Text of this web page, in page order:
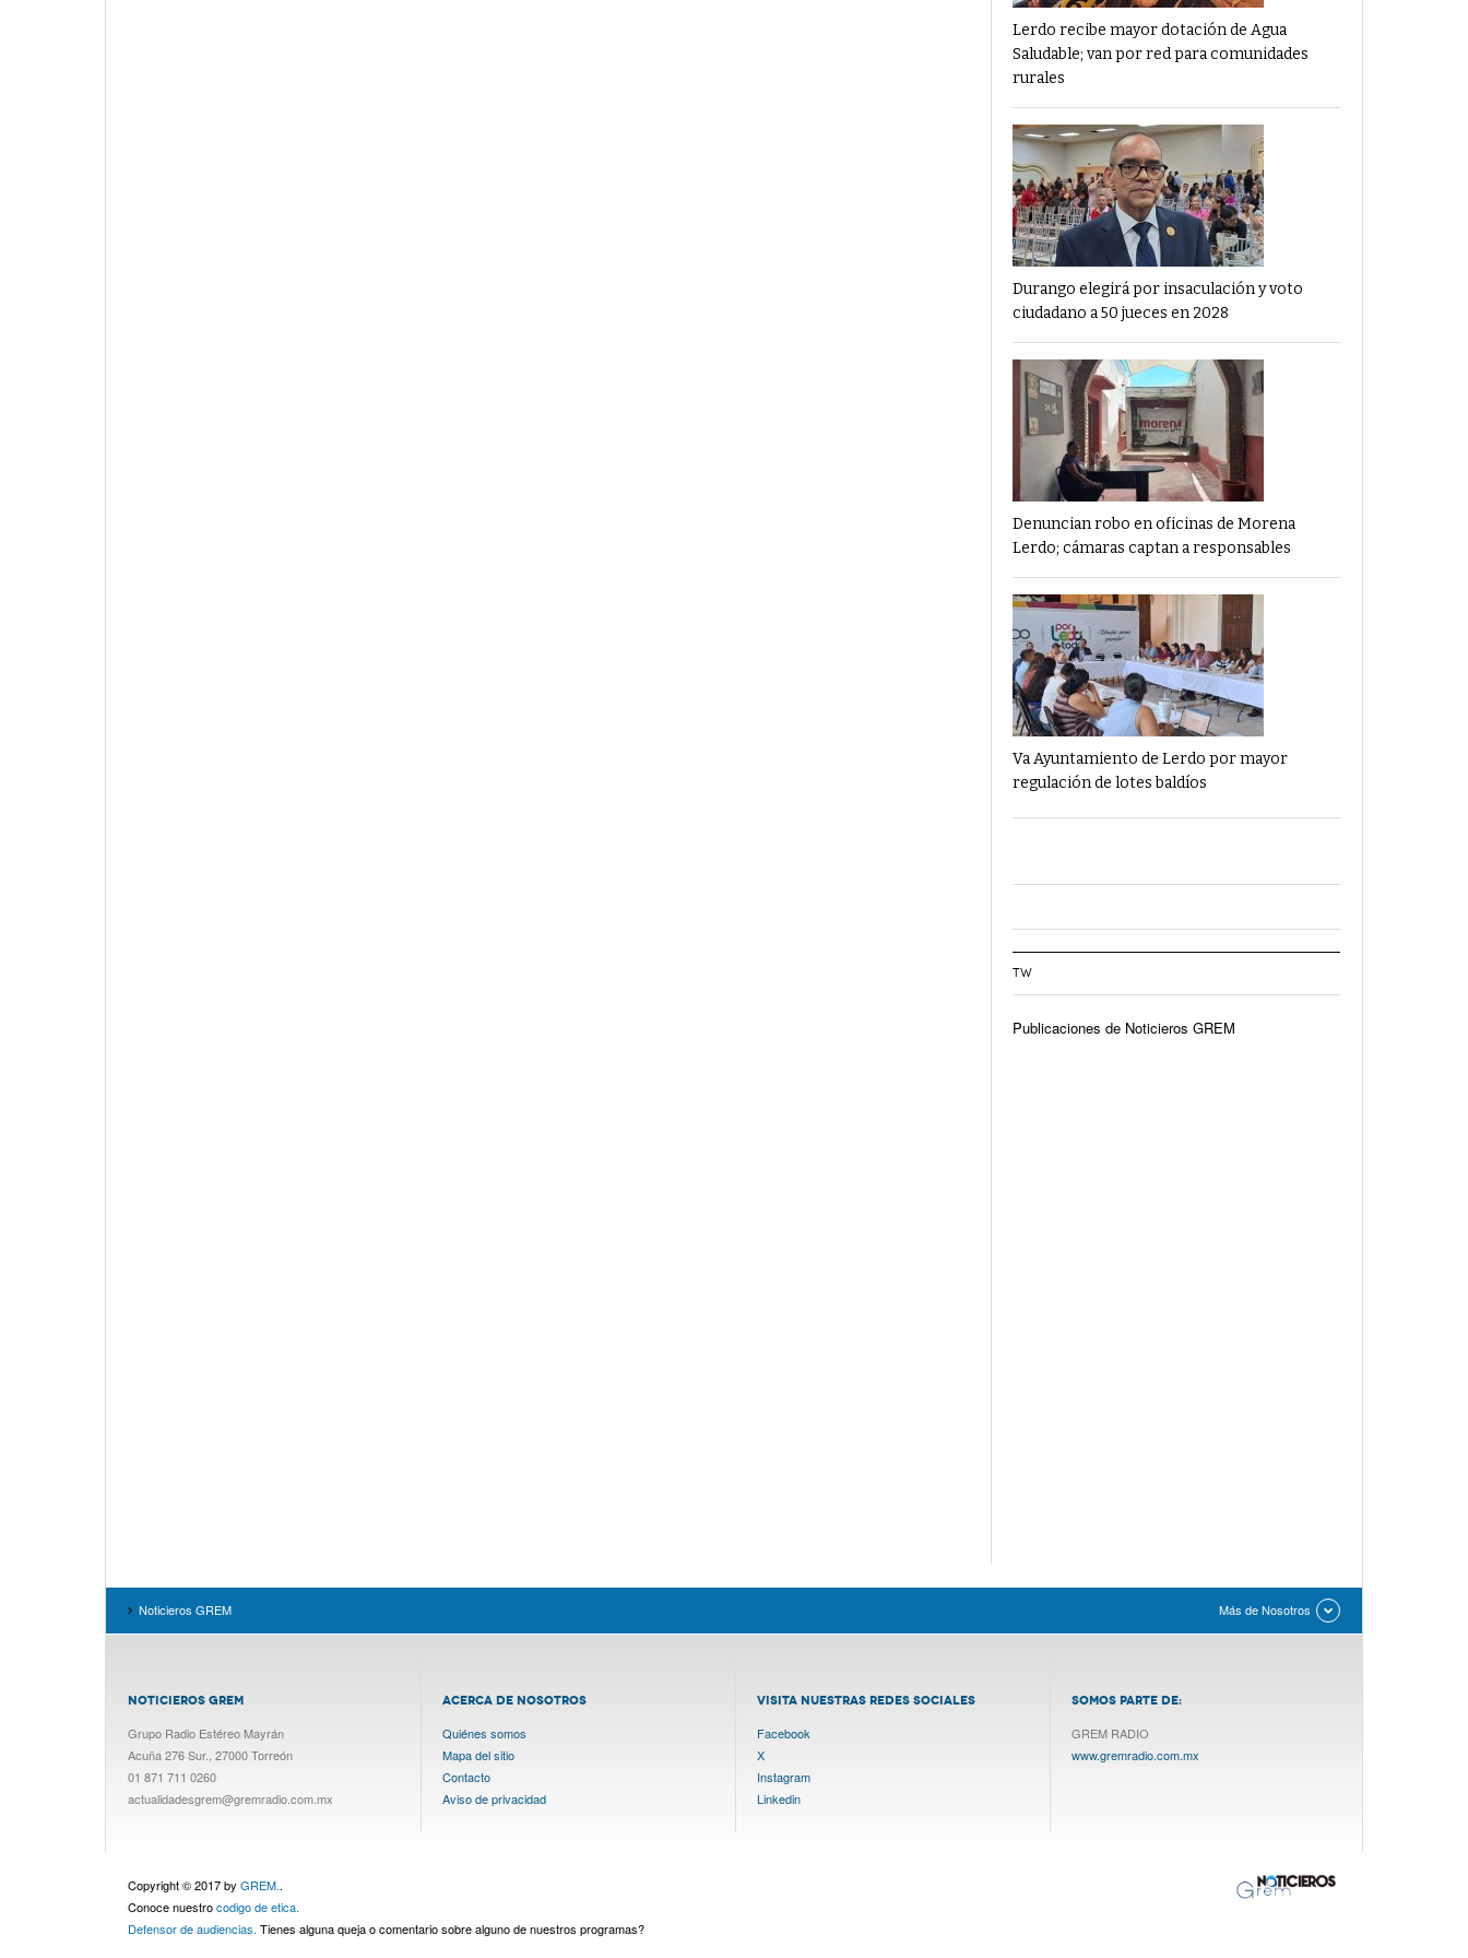
Lerdo recibe mayor dotación de Agua
Saludable; van por red para comunidades
rurales
Durango elegirá por insaculación y voto
ciudadano a 50 jueces en 2028
Denuncian robo en oficinas de Morena
Lerdo; cámaras captan a responsables
Va Ayuntamiento de Lerdo por mayor
regulación de lotes baldíos
TW
Publicaciones de Noticieros GREM
Noticieros GREM Más de Nosotros
NOTICIEROS GREM
Grupo Radio Estéreo Mayrán
Acuña 276 Sur., 27000 Torreón
01 871 711 0260
actualidadesgrem@gremradio.com.mx
ACERCA DE NOSOTROS
Quiénes somos
Mapa del sitio
Contacto
Aviso de privacidad
VISITA NUESTRAS REDES SOCIALES
Facebook
X
Instagram
Linkedin
SOMOS PARTE DE:
GREM RADIO
www.gremradio.com.mx
Copyright © 2017 by GREM..
Conoce nuestrocodigo de etica.
Defensor de audiencias. Tienes alguna queja o comentario sobre alguno de nuestros programas?